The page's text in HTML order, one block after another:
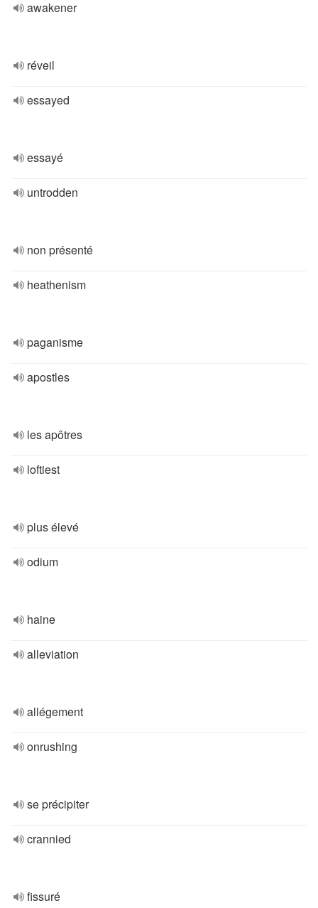
awakener
réveil
essayed
essayé
untrodden
non présenté
heathenism
paganisme
apostles
les apôtres
loftiest
plus élevé
odium
haine
alleviation
allégement
onrushing
se précipiter
crannied
fissuré